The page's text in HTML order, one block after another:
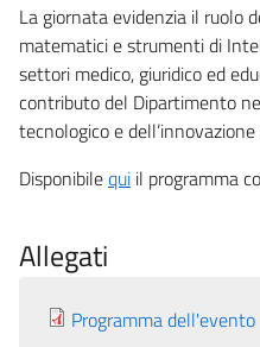
La giornata evidenzia il ruolo
matematici e strumenti di
settori medico, giuridico ed
contributo del Dipartimento
tecnologico e
Disponibilequi il programma
Allegati
Programma dell'evento